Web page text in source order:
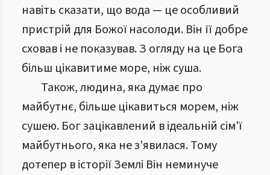
навіть сказати, що вода — це особливий
пристрій для Божої насолоди. Він її добре
сховав і не показував. З огляду на це Бога
більш цікавитиме море, ніж суша.
Також, людина, яка думає про
майбутнє, більше цікавиться морем, ніж
сушею. Бог зацікавлений в ідеальній сім'ї
майбутнього, яка не з'явилася. Тому
дотепер в історії Землі Він неминуче